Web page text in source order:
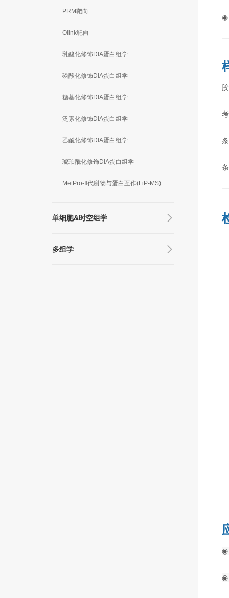
PRM靶向
Olink靶向
乳酸化修饰DIA蛋白组学
磷酸化修饰DIA蛋白组学
糖基化修饰DIA蛋白组学
泛素化修饰DIA蛋白组学
乙酰化修饰DIA蛋白组学
琥珀酰化修饰DIA蛋白组学
MetPro-Ⅱ代谢物与蛋白互作(LiP-MS)
单细胞&时空组学
多组学